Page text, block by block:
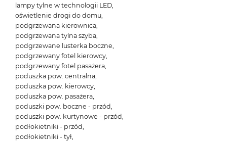
lampy tylne w technologii LED,
oświetlenie drogi do domu,
podgrzewana kierownica,
podgrzewana tylna szyba,
podgrzewane lusterka boczne,
podgrzewany fotel kierowcy,
podgrzewany fotel pasażera,
poduszka pow. centralna,
poduszka pow. kierowcy,
poduszka pow. pasażera,
poduszki pow. boczne - przód,
poduszki pow. kurtynowe - przód,
podłokietniki - przód,
podłokietniki - tył,